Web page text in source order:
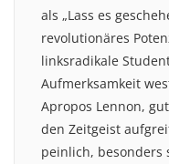
als „Lass es
revolutionäres
linksradikale
Aufmerksamkeit
Apropos Lennon,
den Zeitgeist
peinlich, besonders